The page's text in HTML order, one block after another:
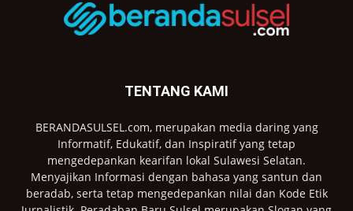
TENTANG KAMI
BERANDASULSEL.com, merupakan media daring yang
Informatif, Edukatif, dan Inspiratif yang tetap
mengedepankan kearifan lokal Sulawesi Selatan.
Menyajikan Informasi dengan bahasa yang santun dan
beradab, serta tetap mengedepankan nilai dan Kode Etik